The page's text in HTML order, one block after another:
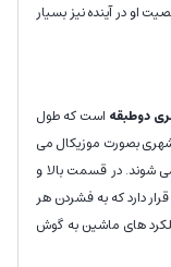
او در آینده نیز بسیار
دوطبقه است که طول
شهری بصورت موزیکال می
شوند. در قسمت بالا و
رنگی قرار دارد که به فشردن هر
های ماشین به گوش